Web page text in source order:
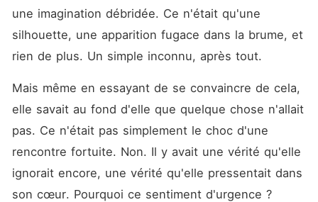
une imagination débridée. Ce n'était qu'une
silhouette, une apparition fugace dans la brume, et
rien de plus. Un simple inconnu, après tout.
Mais même en essayant de se convaincre de cela,
elle savait au fond d'elle que quelque chose n'allait
pas. Ce n'était pas simplement le choc d'une
rencontre fortuite. Non. Il y avait une vérité qu'elle
ignorait encore, une vérité qu'elle pressentait dans
son cœur. Pourquoi ce sentiment d'urgence ?